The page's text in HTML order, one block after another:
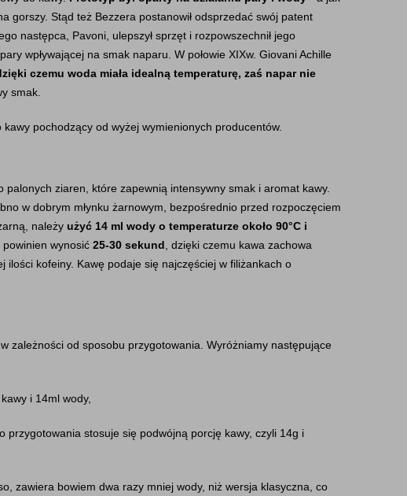
gorszy. Stąd też Bezzera postanowił odsprzedać swój patent
następca, Pavoni, ulepszył sprzęt i rozpowszechnił jego
wpływającej na smak naparu. W połowie XIXw. Giovani Achille
czemu woda miała idealną temperaturę, zaś napar nie
smak.
pochodzący od wyżej wymienionych producentów.
ziaren, które zapewnią intensywny smak i aromat kawy.
w dobrym młynku żarnowym, bezpośrednio przed rozpoczęciem
należy użyć 14 ml wody o temperaturze około 90°C i
powinien wynosić 25-30 sekund , dzięki czemu kawa zachowa
ilości kofeiny. Kawę podaje się najczęściej w filiżankach o
zależności od sposobu przygotowania. Wyróżniamy następujące
i 14ml wody,
przygotowania stosuje się podwójną porcję kawy, czyli 14g i
zawiera bowiem dwa razy mniej wody, niż wersja klasyczna, co